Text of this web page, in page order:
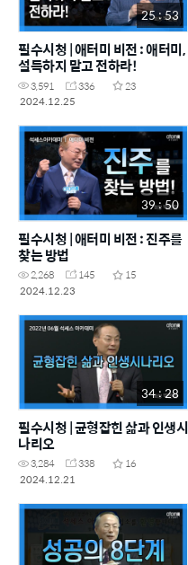
25 : 53
필수시청 | 애터미 비전 : 애터미,
설득하지 말고 전하라!
3,591 336
23
2024.12.25
39 : 50
필수시청 | 애터미 비전 : 진주를
찾는 방법
2,268 145
15
2024.12.23
34 : 28
필수시청 | 균형잡힌 삶과 인생시
나리오
3,284 338
16
2024.12.21